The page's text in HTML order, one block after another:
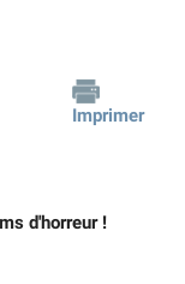
Imprimer
d'horreur !